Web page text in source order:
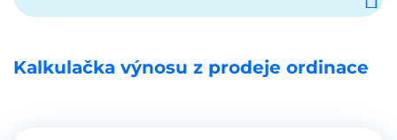
Kalkulačka výnosu z prodeje ordinace